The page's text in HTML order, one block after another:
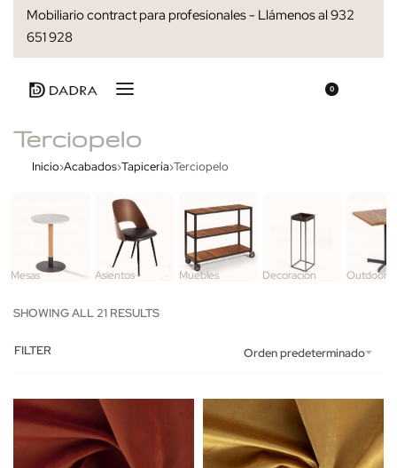
Mobiliario contract para profesionales - Llámenos al 932
651 928
0
Terciopelo
Inicio›Acabados›Tapicería›Terciopelo
Mesas Asientos Muebles Decoración Outdoor
SHOWING ALL 21 RESULTS
Orden predeterminado
FILTER